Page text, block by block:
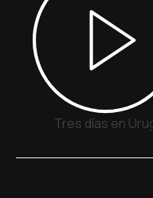
Tres días en